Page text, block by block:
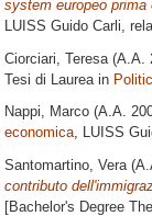
system europeo
LUISS Guido Carli,
Ciorciari, Teresa (A.A.
Tesi di Laurea in
Nappi, Marco (A.A.
economica, LUISS
Santomartino, Vera
contributo
[Bachelor's Degree